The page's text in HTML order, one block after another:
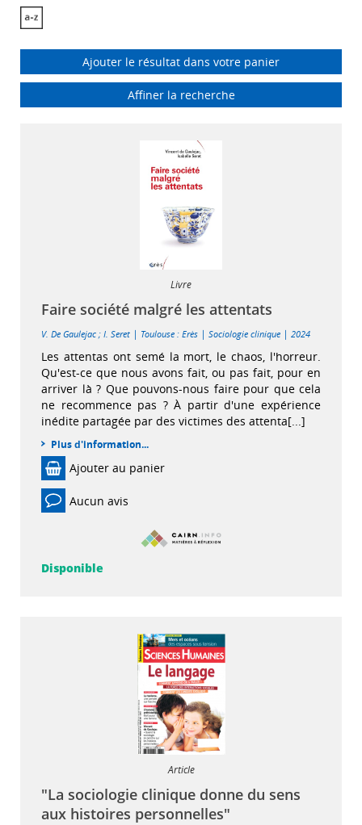
Ajouter le résultat dans votre panier
Affiner la recherche
Livre
Faire société malgré les attentats
V. De Gaulejac ; I. Seret | Toulouse : Erès | Sociologie clinique | 2024
Les attentas ont semé la mort, le chaos, l'horreur.
Qu'est-ce que nous avons fait, ou pas fait, pour en
arriver là ? Que pouvons-nous faire pour que cela
ne recommence pas ? À partir d'une expérience
inédite partagée par des victimes des attenta[...]
Plus d'information...
Ajouter au panier
Aucun avis
Disponible
Article
"La sociologie clinique donne du sens
aux histoires personnelles"